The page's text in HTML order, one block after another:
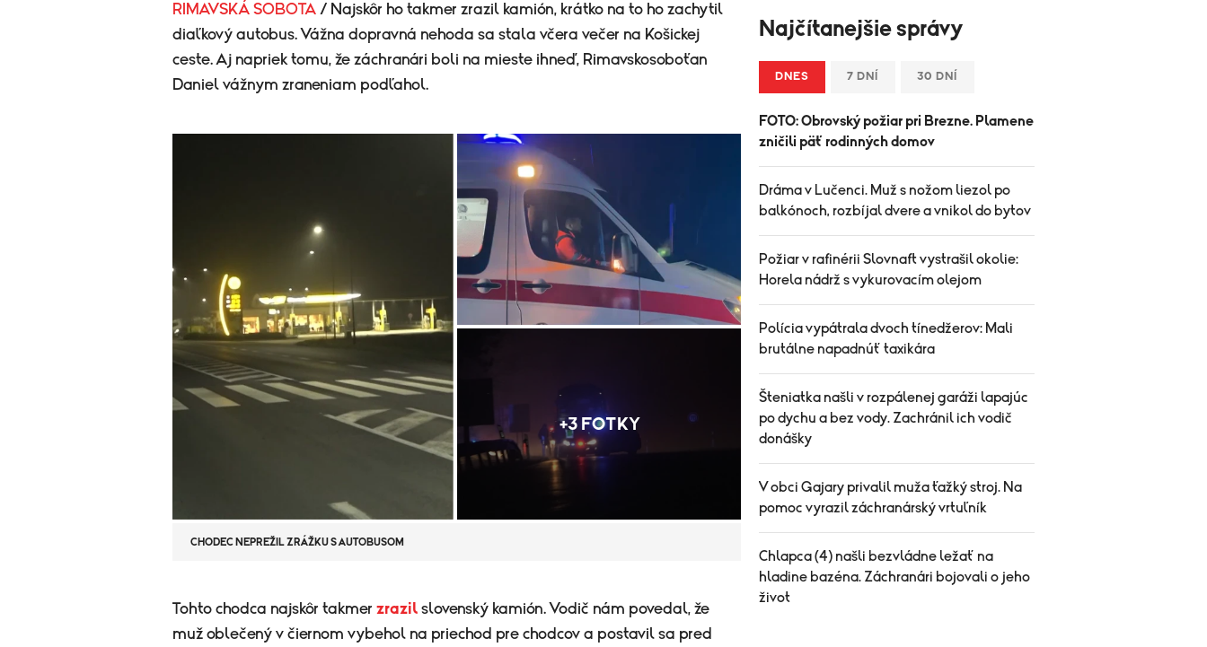
RIMAVSKÁ SOBOTA / Najskôr ho takmer zrazil kamión, krátko na to ho zachytil
diaľkový autobus. Vážna dopravná nehoda sa stala včera večer na Košickej
ceste. Aj napriek tomu, že záchranári boli na mieste ihneď, Rimavskosoboťan
Daniel vážnym zraneniam podľahol.
+3 FOTKY
CHODEC NEPREŽIL ZRÁŽKU S AUTOBUSOM
​​Tohto chodca najskôr takmer zrazil slovenský kamión. Vodič nám povedal, že
muž oblečený v čiernom vybehol na priechod pre chodcov a postavil sa pred
Najčítanejšie správy
DNES 7 DNÍ 30 DNÍ
FOTO: Obrovský požiar pri Brezne. Plamene
zničili päť rodinných domov
Dráma v Lučenci. Muž s nožom liezol po
balkónoch, rozbíjal dvere a vnikol do bytov
Požiar v rafinérii Slovnaft vystrašil okolie:
Horela nádrž s vykurovacím olejom
Polícia vypátrala dvoch tínedžerov: Mali
brutálne napadnúť taxikára
Šteniatka našli v rozpálenej garáži lapajúc
po dychu a bez vody. Zachránil ich vodič
donášky
V obci Gajary privalil muža ťažký stroj. Na
pomoc vyrazil záchranárský vrtuľník
Chlapca (4) našli bezvládne ležať na
hladine bazéna. Záchranári bojovali o jeho
život